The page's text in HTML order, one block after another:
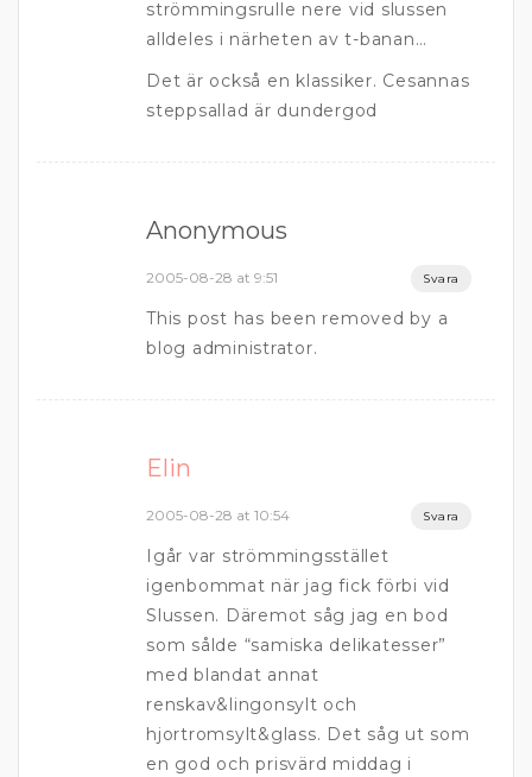
strömmingsrulle nere vid slussen
alldeles i närheten av t-banan…
Det är också en klassiker. Cesannas
steppsallad är dundergod
Anonymous
2005-08-28 at 9:51 Svara
This post has been removed by a
blog administrator.
Elin
2005-08-28 at 10:54 Svara
Igår var strömmingsstället
igenbommat när jag fick förbi vid
Slussen. Däremot såg jag en bod
som sålde “samiska delikatesser”
med blandat annat
renskav&lingonsylt och
hjortromsylt&glass. Det såg ut som
en god och prisvärd middag i